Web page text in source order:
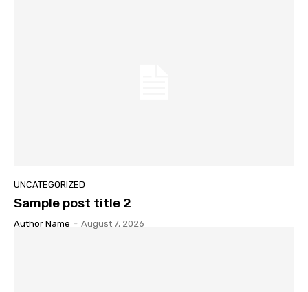
UNCATEGORIZED
Sample post title 2
Author Name - August 7, 2026